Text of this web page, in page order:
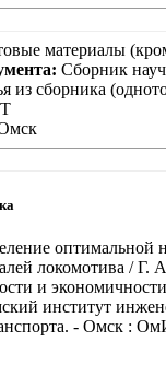
материалы
Сборник
из сборника
оптимальной
локомотива / Г.
и
институт
- Омск :